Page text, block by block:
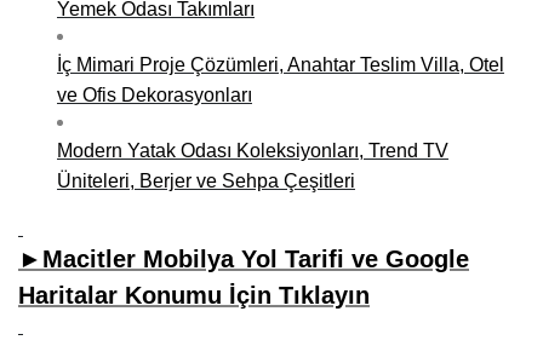
Yemek Odası Takımları
İç Mimari Proje Çözümleri, Anahtar Teslim Villa, Otel
ve Ofis Dekorasyonları
Modern Yatak Odası Koleksiyonları, Trend TV
Üniteleri, Berjer ve Sehpa Çeşitleri
►Macitler Mobilya Yol Tarifi ve Google
Haritalar Konumu İçin Tıklayın